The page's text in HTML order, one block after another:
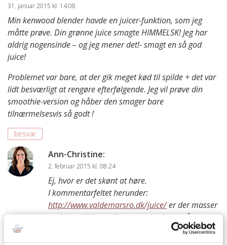
31. januar 2015 kl. 14:08
Min kenwood blender havde en juicer-funktion, som jeg
måtte prøve. Din grønne juice smagte HIMMELSK! Jeg har
aldrig nogensinde – og jeg mener det!- smagt en så god
juice!
Problemet var bare, at der gik meget kød til spilde + det var
lidt besværligt at rengøre efterfølgende. Jeg vil prøve din
smoothie-version og håber den smager bare
tilnærmelsesvis så godt !
besvar
Ann-Christine:
2. februar 2015 kl. 08:24
Ej, hvor er det skønt at høre.
I kommentarfeltet herunder:
http://www.valdemarsro.dk/juice/er der masser
gode tips til brug af grønsagskødet og så er